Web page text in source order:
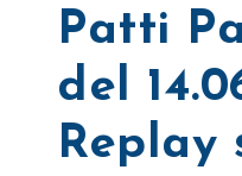
Patti
del
Replay